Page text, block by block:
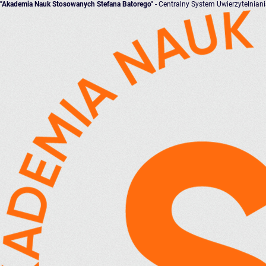
"Akademia Nauk Stosowanych Stefana Batorego" - Centralny System